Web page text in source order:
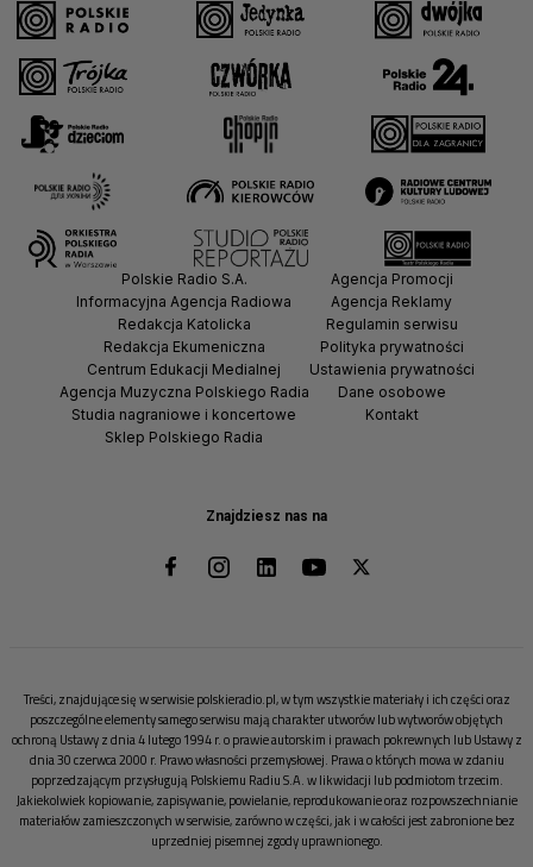
Znajdziesz nas na
Polskie Radio S.A.
Informacyjna Agencja Radiowa
Redakcja Katolicka
Redakcja Ekumeniczna
Centrum Edukacji Medialnej
Agencja Muzyczna Polskiego Radia
Studia nagraniowe i koncertowe
Sklep Polskiego Radia
Agencja Promocji
Agencja Reklamy
Regulamin serwisu
Polityka prywatności
Ustawienia prywatności
Dane osobowe
Kontakt
Treści, znajdujące się w serwisie polskieradio.pl, w tym wszystkie materiały i ich części oraz
poszczególne elementy samego serwisu mają charakter utworów lub wytworów objętych
ochroną Ustawy z dnia 4 lutego 1994 r. o prawie autorskim i prawach pokrewnych lub Ustawy z
dnia 30 czerwca 2000 r. Prawo własności przemysłowej. Prawa o których mowa w zdaniu
poprzedzającym przysługują Polskiemu Radiu S.A. w likwidacji lub podmiotom trzecim.
Jakiekolwiek kopiowanie, zapisywanie, powielanie, reprodukowanie oraz rozpowszechnianie
materiałów zamieszczonych w serwisie, zarówno w części, jak i w całości jest zabronione bez
uprzedniej pisemnej zgody uprawnionego.